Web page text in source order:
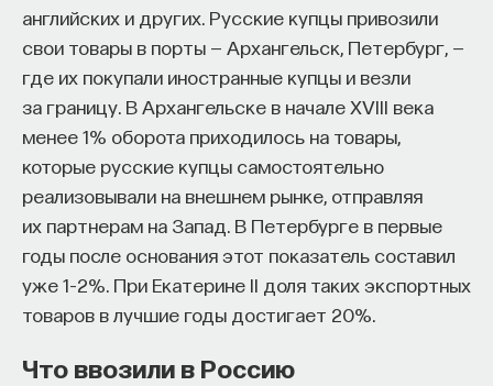
английских и других. Русские купцы привозили
свои товары в порты — Архангельск, Петербург, —
где их покупали иностранные купцы и везли
за границу. В Архангельске в начале XVIII века
менее 1% оборота приходилось на товары,
которые русские купцы самостоятельно
реализовывали на внешнем рынке, отправляя
их партнерам на Запад. В Петербурге в первые
годы после основания этот показатель составил
уже 1–2%. При Екатерине II доля таких экспортных
товаров в лучшие годы достигает 20%.
Что ввозили в Россию